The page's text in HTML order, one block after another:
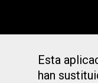
Esta
han